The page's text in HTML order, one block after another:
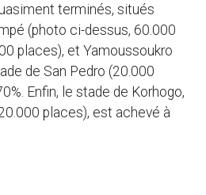
terminés, situés
(photo ci-dessus, 60.000
places), et Yamoussoukro
de San Pedro (20.000
Enfin, le stade de Korhogo,
places), est achevé à